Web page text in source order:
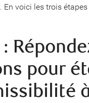
En voici les trois
:
pour